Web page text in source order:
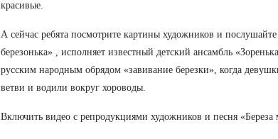
красивые.
А сейчас ребята посмотрите картины художников и
березонька» , исполняет известный детский ансамбль
русским народным обрядом «завивание березки», когда
ветви и водили вокруг хороводы.
Включить видео с репродукциями художников и песня «Береза